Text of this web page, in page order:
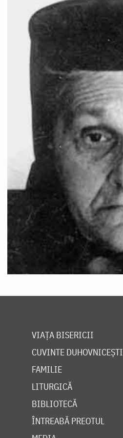
VIAȚA BISERICII
CUVINTE DUHOVNICEȘTI
FAMILIE
LITURGICĂ
BIBLIOTECĂ
ÎNTREABĂ PREOTUL